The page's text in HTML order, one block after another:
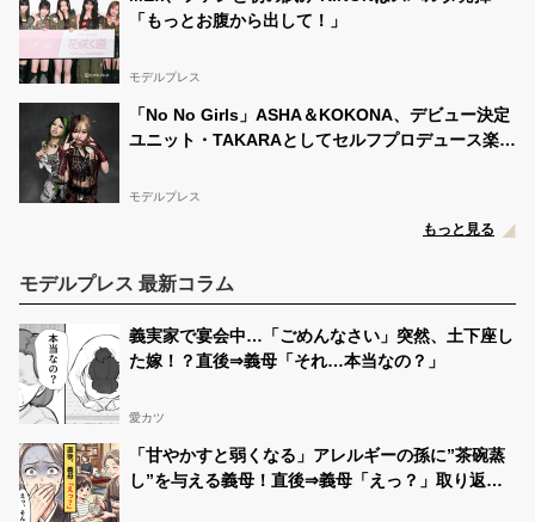
「もっとお腹から出して！」
モデルプレス
「No No Girls」ASHA＆KOKONA、デビュー決定
ユニット・TAKARAとしてセルフプロデュース楽曲
モデルプレス
もっと見る
モデルプレス 最新コラム
義実家で宴会中…「ごめんなさい」突然、土下座し
た嫁！？直後⇒義母「それ…本当なの？」
愛カツ
「甘やかすと弱くなる」アレルギーの孫に”茶碗蒸
し”を与える義母！直後⇒義母「えっ？」取り返し